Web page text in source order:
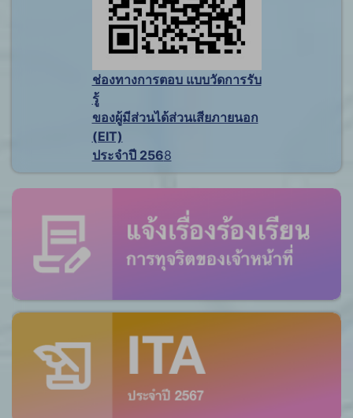
ช่องทางการตอบ แบบวัดการรับ
รู้
ของผู้มีส่วนได้ส่วนเสียภายนอก
(EIT)
ประจำปี 2568